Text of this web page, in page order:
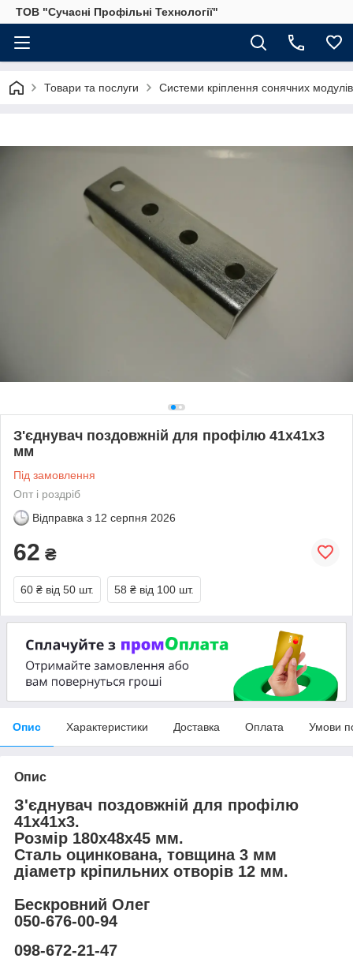
ТОВ "Сучасні Профільні Технології"
Товари та послуги Системи кріплення сонячних
З'єднувач поздовжній для профілю 41х41х3
мм
Під замовлення
Опт і роздріб
Відправка з 12 серпня 2026
62 ₴
60 ₴ від 50 шт. 58 ₴ від 100 шт.
Опис Характеристики Доставка Оплата Умови
Опис
З'єднувач поздовжній для профілю
41х41х3.
Розмір 180х48х45 мм.
Сталь оцинкована, товщина 3 мм
діаметр кріпильних отворів 12 мм.
Бескровний Олег
050-676-00-94
098-672-21-47